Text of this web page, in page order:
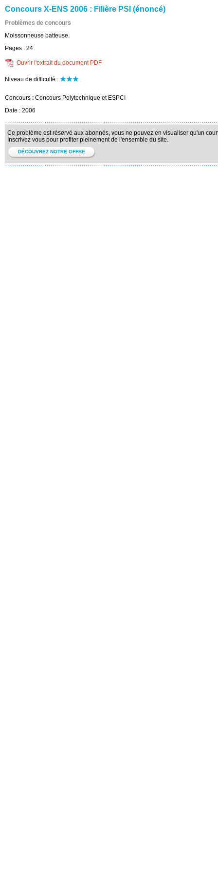
Concours X-ENS 2006 : Filière PSI (énoncé)
Problèmes de concours
Moissonneuse batteuse.
Pages : 24
Ouvrir l'extrait du document PDF
Niveau de difficulté :
Concours : Concours Polytechnique et ESPCI
Date : 2006
Ce problème est réservé aux abonnés, vous ne pouvez en visualiser qu'un
Inscrivez vous pour profiter pleinement de l'ensemble du site.
DÉCOUVREZ NOTRE OFFRE